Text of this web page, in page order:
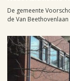
De gemeente
de Van